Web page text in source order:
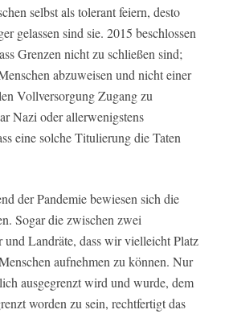
selbst als tolerant feiern, desto
gelassen sind sie. 2015 beschlossen
Grenzen nicht zu schließen sind;
abzuweisen und nicht einer
Vollversorgung Zugang zu
Nazi oder allerwenigstens
eine solche Titulierung die Taten
der Pandemie bewiesen sich die
Sogar die zwischen zwei
und Landräte, dass wir vielleicht Platz
aufnehmen zu können. Nur
ausgegrenzt wird und wurde, dem
worden zu sein, rechtfertigt das